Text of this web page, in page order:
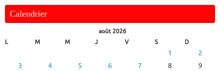
Calendrier
août 2026
L
M M J V S D
1
2
3
4 5 6 7 8
9